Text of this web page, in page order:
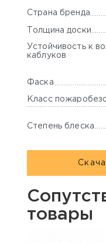
Страна бренда
Толщина доски
Устойчивость к
каблуков
Фаска
Класс
Степень блеска
товары